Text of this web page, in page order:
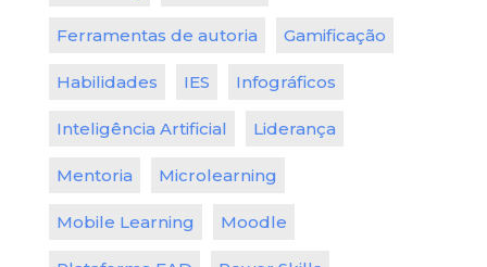
Ferramentas de autoria Gamificação
Habilidades IES Infográficos
Inteligência Artificial Liderança
Mentoria Microlearning
Mobile Learning Moodle